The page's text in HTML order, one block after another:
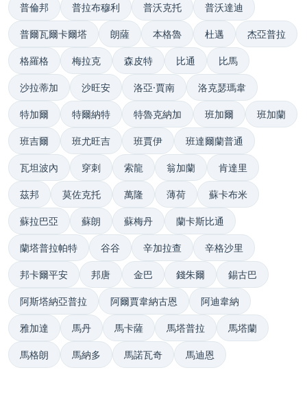
普倫邦 普拉布穆利 普沃克托 普沃達迪
普爾瓦爾卡爾塔 朗薩 本格魯 杜邁 杰亞普拉
格羅格 梅拉克 森皮特 比通 比馬
沙拉蒂加 沙旺安 洛亞·賈南 洛克瑟瑪韋
特加爾 特爾納特 特魯克納加 班加爾 班加蘭
班吉爾 班尤旺吉 班賈伊 班達爾蘭普通
瓦坦波內 穿刺 索龍 翁加蘭 肯達里
茲邦 莫佐克托 萬隆 薄荷 蘇卡布米
蘇拉巴亞 蘇朗 蘇梅丹 蘭卡斯比通
蘭塔普拉帕特 谷谷 辛加拉查 辛格沙里
邦卡爾平安 邦唐 金巴 錢朱爾 錫古巴
阿斯塔納亞普拉 阿爾賈韋納古恩 阿迪韋納
雅加達 馬丹 馬卡薩 馬塔普拉 馬塔蘭
馬格朗 馬納多 馬諾瓦奇 馬迪恩